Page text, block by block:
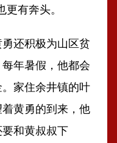
有奔头。
还积极为山区贫
年暑假，他都会
家住余井镇的叶
黄勇的到来，他
和黄叔叔下